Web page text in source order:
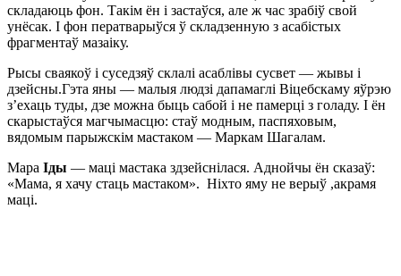
складаюць фон. Такім ён і застаўся, але ж час зрабіў свой
унёсак. І фон ператварыўся ў складзенную з асабістых
фрагментаў мазаіку.
Рысы сваякоў і суседзяў склалі асаблівы сусвет — жывы і
дзейсны.Гэта яны — малыя людзі дапамаглі Віцебскаму яўрэю
з’ехаць туды, дзе можна быць сабой і не памерці з голаду. І ён
скарыстаўся магчымасцю: стаў модным, паспяховым,
вядомым парыжскім мастаком — Маркам Шагалам.
Мара Іды — маці мастака здзейснілася. Аднойчы ён сказаў:
«Мама, я хачу стаць мастаком». Ніхто яму не верыў ,акрамя
маці.